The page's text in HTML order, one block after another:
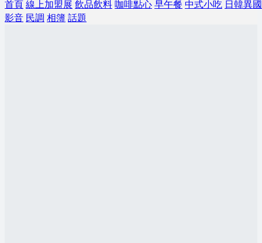
首頁線上加盟展 飲品飲料咖啡點心早午餐 中式小吃 日韓異國
影音 民調 相簿話題